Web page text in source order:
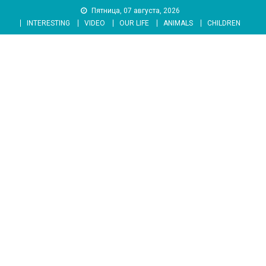
content
Пятница, 07 августа, 2026
INTERESTING
VIDEO OUR LIFE ANIMALS CHILDREN